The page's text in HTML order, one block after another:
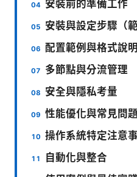
安裝前的準備工作
安裝與設定步驟（
配置範例與格式說明
多節點與分流管理
安全與隱私考量
性能優化與常見問
操作系統特定注意
自動化與整合